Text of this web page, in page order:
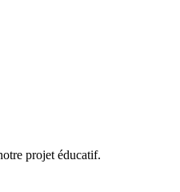
projet éducatif.